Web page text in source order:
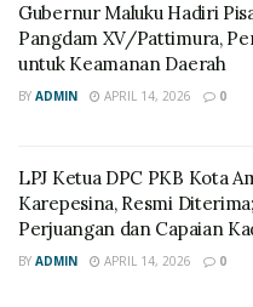
Gubernur Maluku Hadiri
Pangdam XV/Pattimura,
untuk Keamanan Daerah
BY ADMIN APRIL 14, 2026 0
LPJ Ketua DPC PKB Kota
Karepesina, Resmi
Perjuangan dan Capaian
BY ADMIN APRIL 14, 2026 0